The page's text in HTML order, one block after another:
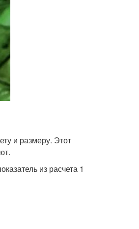
и размеру. Этот
из расчета 1